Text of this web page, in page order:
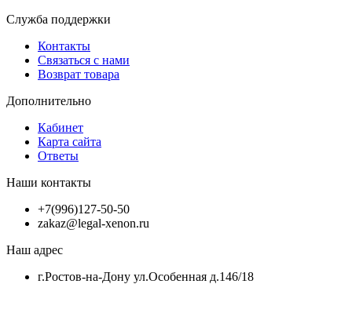
Служба поддержки
Контакты
Связаться с нами
Возврат товара
Дополнительно
Кабинет
Карта сайта
Ответы
Наши контакты
+7(996)127-50-50
zakaz@legal-xenon.ru
Наш адрес
г.Ростов-на-Дону ул.Особенная д.146/18